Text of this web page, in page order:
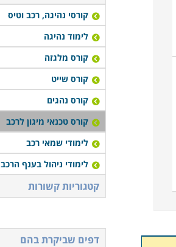
קורסי נהיגה, רכב וטיס
לימוד נהיגה
קורס מלגזה
קורס שייט
קורס נהגים
קורס טכנאי מיגון לרכב
לימודי שמאי רכב
לימודי ניהול בענף הרכב
קטגוריות קשורות
דפים שביקרת בהם